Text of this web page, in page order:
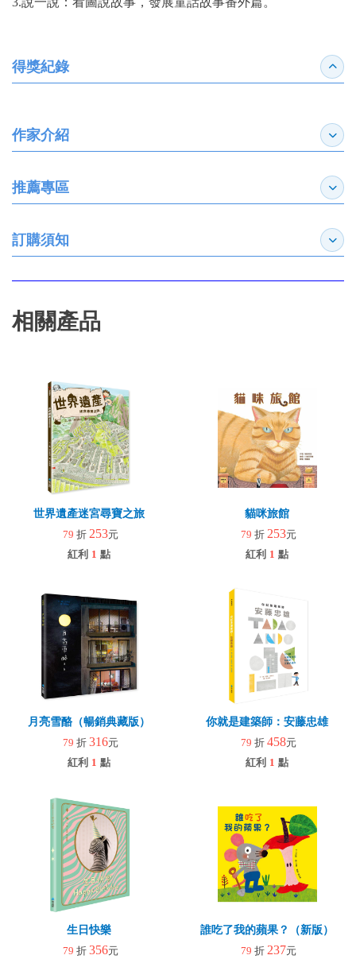
得獎紀錄 收合
作家介紹 展開
推薦專區 展開
訂購須知 展開
相關產品
世界遺產迷宮尋寶之旅
79 折 253元
紅利 1 點
貓咪旅館
79 折 253元
紅利 1 點
月亮雪酪（暢銷典藏版）
79 折 316元
紅利 1 點
你就是建築師：安藤忠雄
79 折 458元
紅利 1 點
生日快樂
79 折 356元
誰吃了我的蘋果？（新版）
79 折 237元